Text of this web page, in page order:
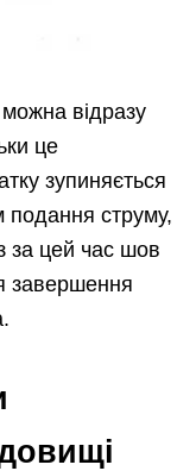
відразу
це
зупиняється
подання струму,
за цей час шов
завершення